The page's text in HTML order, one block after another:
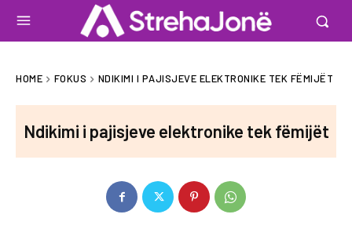
HOME FOKUS NDIKIMI I PAJISJEVE ELEKTRONIKE TEK FËMIJËT
Ndikimi i pajisjeve elektronike tek fëmijët